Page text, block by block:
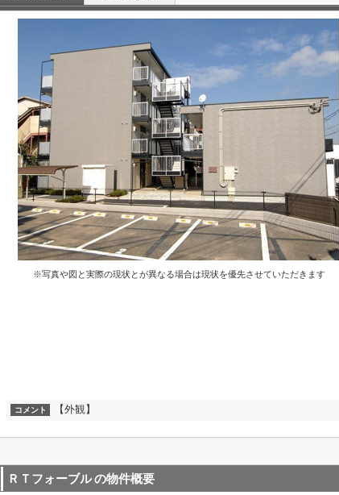
※写真や図と実際の現状とが異なる場合は現状を優先させていただきます
コメント 【外観】
ＲＴフォーブルの物件概要